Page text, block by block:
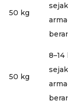
50 kg
sejak
armada
50 kg
8–14 hari
sejak
armada